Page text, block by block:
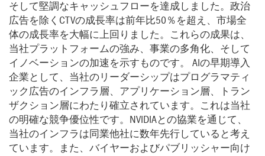
そして堅調なキャッシュフローを達成しました。政治
広告を除くCTVの成長率は前年比50％を超え、市場全
体の成長率を大幅に上回りました。これらの成果は、
当社プラットフォームの強み、事業の多角化、そして
イノベーションの加速を示すものです。 AIの早期導入
企業として、当社のリーダーシップはプログラマティ
ック広告のインフラ層、アプリケーション層、トラン
ザクション層にわたり確立されています。これは当社
の明確な競争優位性です。NVIDIAとの協業を通じて、
当社のインフラは同業他社に数年先行していると考え
ています。また、バイヤーおよびパブリッシャー向け